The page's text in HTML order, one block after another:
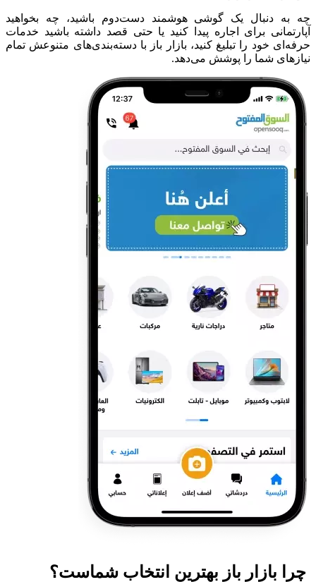
چه به دنبال یک گوشی هوشمند دست‌دوم باشید، چه بخواهید
آپارتمانی برای اجاره پیدا کنید یا حتی قصد داشته باشید خدمات
حرفه‌ای خود را تبلیغ کنید، بازار باز با دسته‌بندی‌های متنوعش تمام
نیازهای شما را پوشش می‌دهد.
چرا بازار باز بهترین انتخاب شماست؟